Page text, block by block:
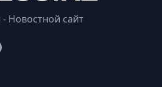
Новостной сайт